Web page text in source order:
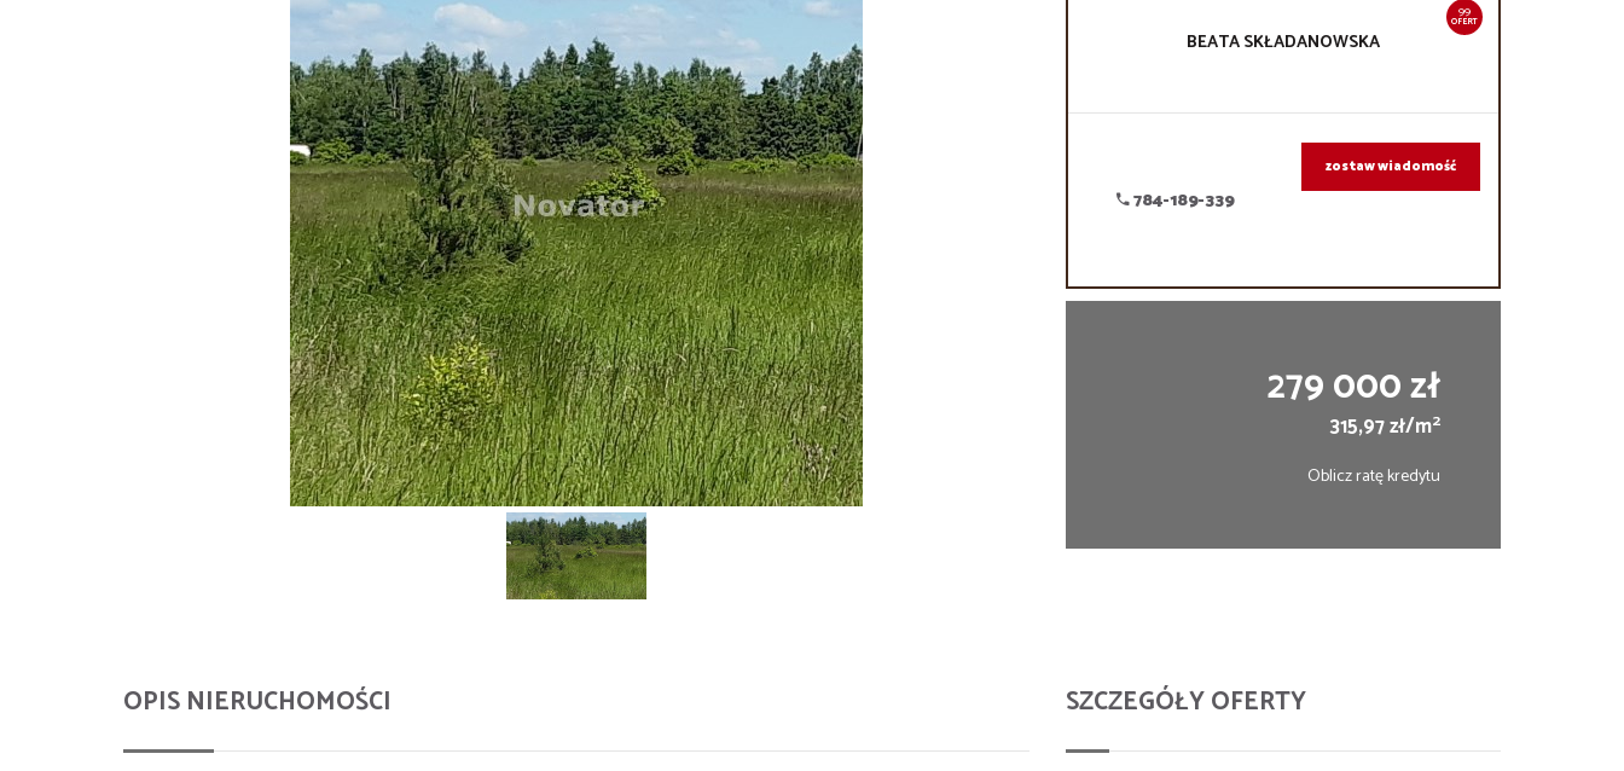
99
OFERT
BEATASKŁADANOWSKA
784-189-339
zostaw wiadomość
279 000 zł
315,97 zł/m2
Oblicz ratę kredytu
OPIS NIERUCHOMOŚCI SZCZEGÓŁY OFERTY